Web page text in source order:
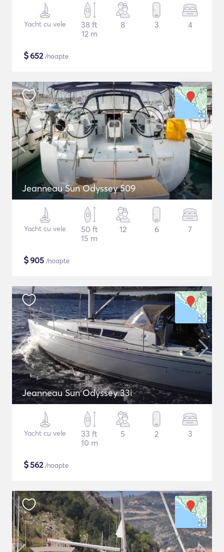
Yacht cu vele
38 ft
12 m
8 3 4
$652/noapte
Jeanneau Sun Odyssey 509
Yacht cu vele
50 ft
15 m
12 6 7
$905 /noapte
Jeanneau Sun Odyssey 33i
Yacht cu vele
33 ft
10 m
5 2 3
$562/noapte